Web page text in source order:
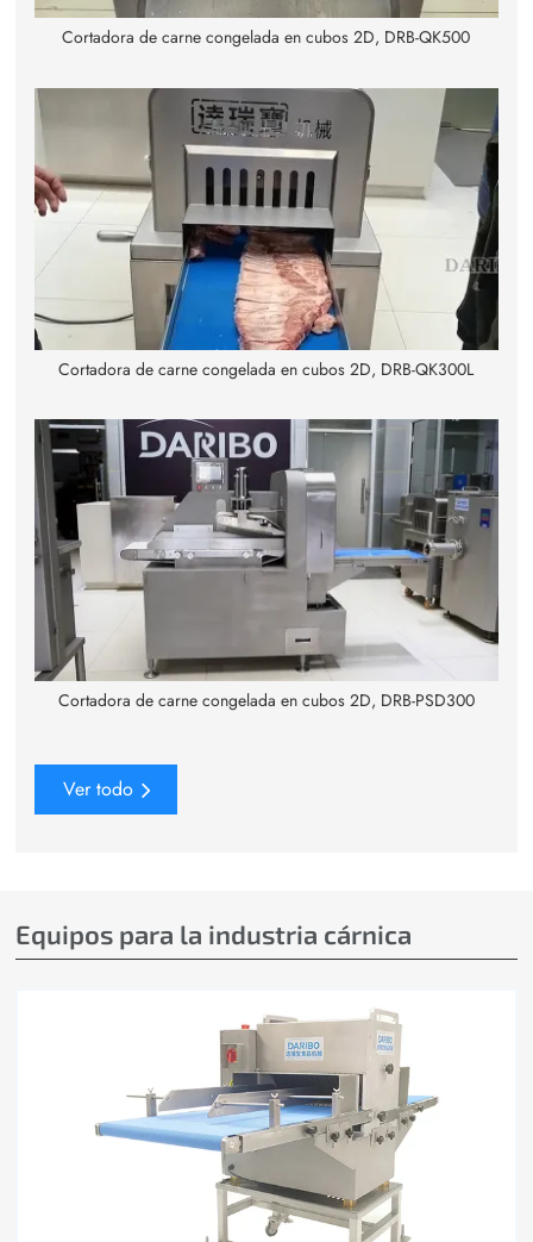
Cortadora de carne congelada en cubos 2D, DRB-QK500
Cortadora de carne congelada en cubos 2D, DRB-QK300L
Cortadora de carne congelada en cubos 2D, DRB-PSD300
Ver todo
Equipos para la industria cárnica